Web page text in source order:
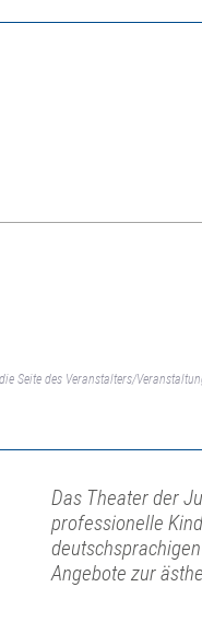
Seite des Veranstalters/
Das Theater der
professionelle
Angebote zur